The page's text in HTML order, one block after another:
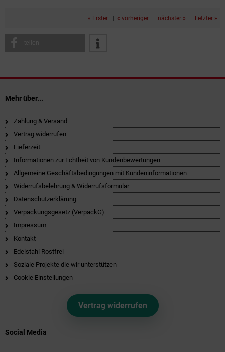
« Erster | « vorheriger | nächster » | Letzter »
teilen
Mehr über...
Zahlung & Versand
Vertrag widerrufen
Lieferzeit
Informationen zur Echtheit von Kundenbewertungen
Allgemeine Geschäftsbedingungen mit Kundeninformationen
Widerrufsbelehrung & Widerrufsformular
Datenschutzerklärung
Verpackungsgesetz (VerpackG)
Impressum
Kontakt
Edelstahl Rostfrei
Soziale Projekte die wir unterstützen
Cookie Einstellungen
Vertrag widerrufen
Social Media